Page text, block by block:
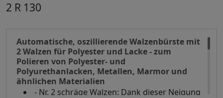
2 R 130
Automatische, oszillierende Walzenbürste mit
2 Walzen für Polyester und Lacke - zum
Polieren von Polyester- und
Polyurethanlacken, Metallen, Marmor und
ähnlichen Materialien
- Nr. 2 schräge Walzen: Dank dieser Neigung